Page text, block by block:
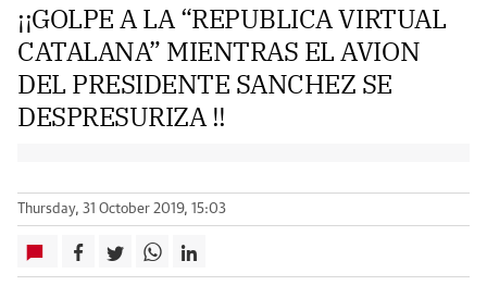
¡¡GOLPE A LA “REPUBLICA VIRTUAL
CATALANA” MIENTRAS EL AVION
DEL PRESIDENTE SANCHEZ SE
DESPRESURIZA !!
Thursday, 31 October 2019, 15:03